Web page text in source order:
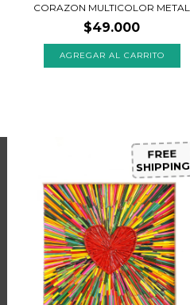
CORAZON MULTICOLOR METAL
$49.000
AGREGAR AL CARRITO
FREE
SHIPPING